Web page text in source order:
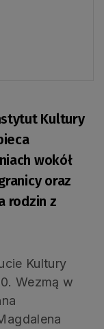
Kultury
wokół
oraz
rodzin z
Kultury
Wezmą w